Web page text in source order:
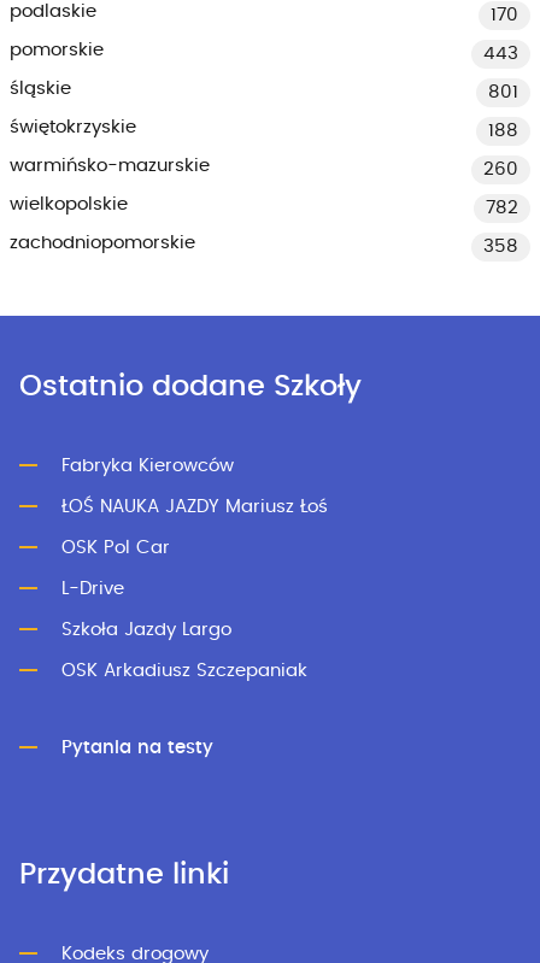
podlaskie
170
pomorskie
443
śląskie
801
świętokrzyskie
188
warmińsko-mazurskie
260
wielkopolskie
782
zachodniopomorskie
358
Ostatnio dodane Szkoły
Fabryka Kierowców
ŁOŚ NAUKA JAZDY Mariusz Łoś
OSK Pol Car
L-Drive
Szkoła Jazdy Largo
OSK Arkadiusz Szczepaniak
Pytania na testy
Przydatne linki
Kodeks drogowy